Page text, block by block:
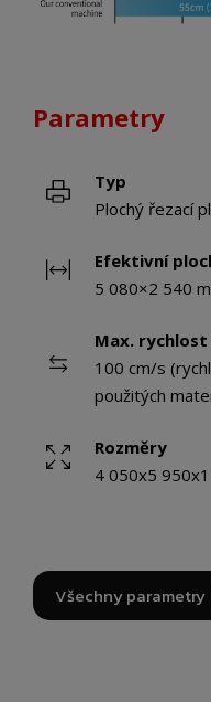
Parametry
Typ
Plochý řezací
Efektivní
5 080×2 540
Max.
100 cm/s
použitých
Rozměry
4 050x5
Všechny parametry